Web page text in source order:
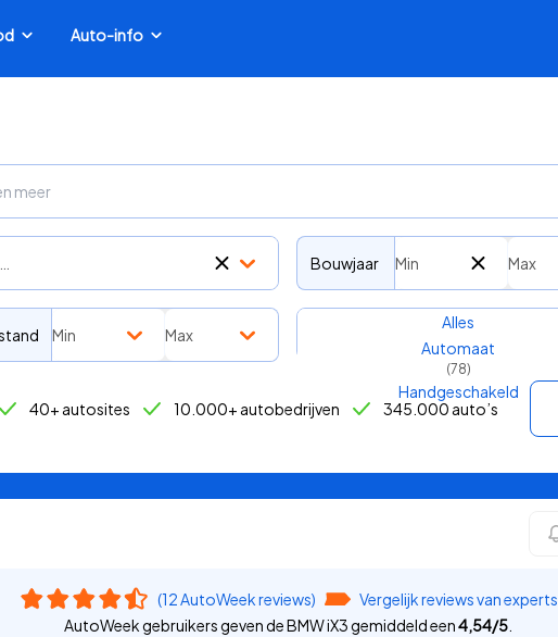
Auto-info
Bouwjaar Min Max
Min Max
Transmissie
Alles
Automaat
(78)
Handgeschakeld
40+ autosites 10.000+ autobedrijven 345.000 auto’s
(12 AutoWeek reviews)
Vergelijk reviews van experts
AutoWeek gebruikers geven de BMW iX3 gemiddeld een4,54/5.